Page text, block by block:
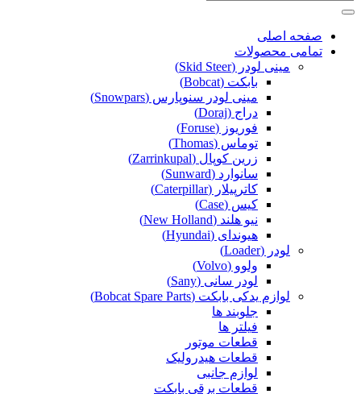
صفحه اصلی
تمامی محصولات
مینی لودر (Skid Steer)
بابکت (Bobcat)
مینی لودر سنوپارس (Snowpars)
دراج (Doraj)
فوریوز (Foruse)
توماس (Thomas)
زرین کوپال (Zarrinkupal)
سانوارد (Sunward)
کاترپیلار (Caterpillar)
کیس (Case)
نیو هلند (New Holland)
هیوندای (Hyundai)
لودر (Loader)
ولوو (Volvo)
لودر سانی (Sany)
لوازم یدکی بابکت (Bobcat Spare Parts)
جلوبند ها
فیلتر ها
قطعات موتور
قطعات هیدرولیک
لوازم جانبی
قطعات برقی بابکت